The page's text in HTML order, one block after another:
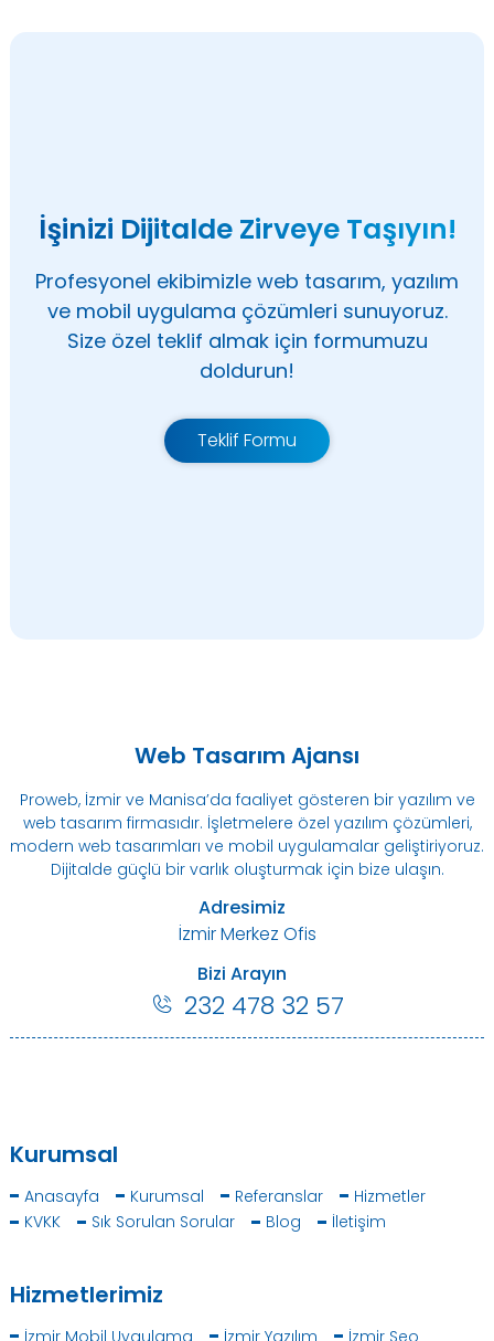
İşinizi Dijitalde Zirveye Taşıyın!
Profesyonel ekibimizle web tasarım, yazılım
ve mobil uygulama çözümleri sunuyoruz.
Size özel teklif almak için formumuzu
doldurun!
Teklif Formu
Kurumsal
Anasayfa Kurumsal Referanslar
Hizmetler
KVKK
Sık Sorulan Sorular Blog İletişim
Hizmetlerimiz
İzmir Mobil Uygulama İzmir Yazılım İzmir Seo
Web Tasarım Ajansı
Proweb, İzmir ve Manisa’da faaliyet gösteren bir yazılım ve
web tasarım firmasıdır. İşletmelere özel yazılım çözümleri,
modern web tasarımları ve mobil uygulamalar geliştiriyoruz.
Dijitalde güçlü bir varlık oluşturmak için bize ulaşın.
Adresimiz
İzmir Merkez Ofis
Bizi Arayın
232 478 32 57